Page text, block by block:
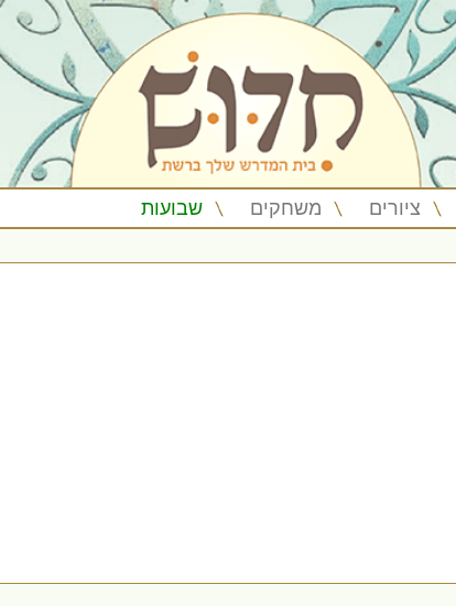
ציורים משחקים שבועות